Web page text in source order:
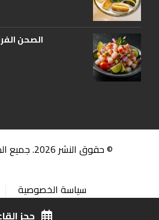
الصحن
© حقوق النشر 2026. جميع الحقوق محفوظة.
سياسة الخصوصية
حجز